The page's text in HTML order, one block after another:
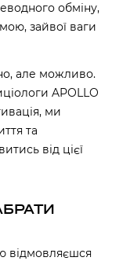
обміну,
зайвої ваги
але можливо.
APOLLO
ми
та
від цієї
відмовляєшся